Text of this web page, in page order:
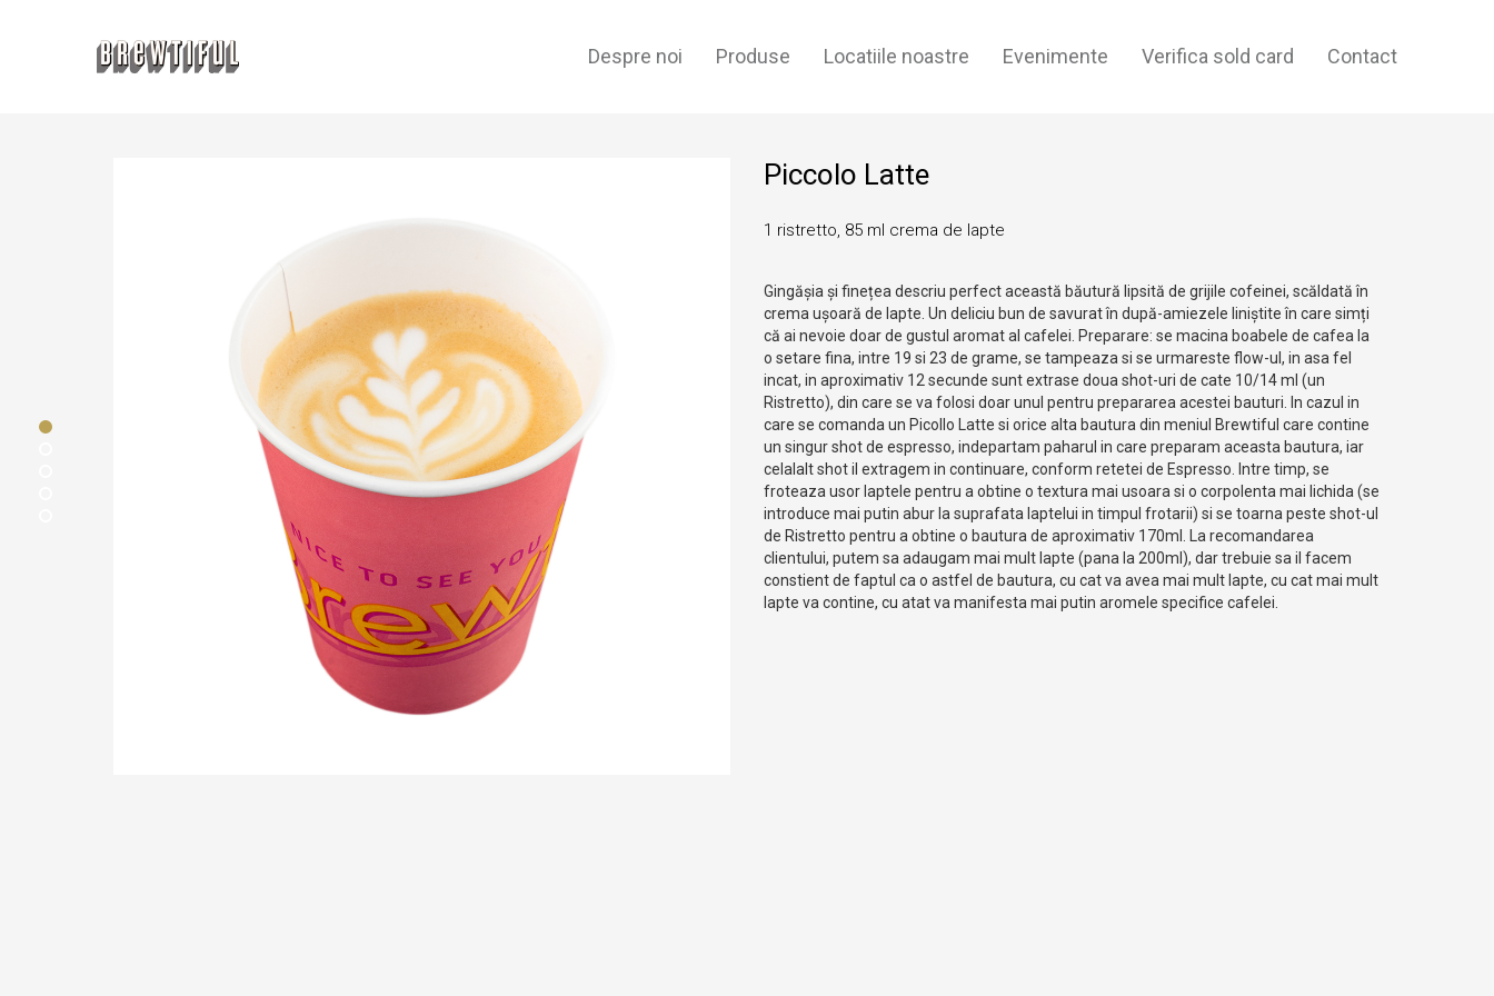
Despre noi Produse Locatiile noastre Evenimente Verifica sold card Contact
Piccolo Latte
1 ristretto, 85 ml crema de lapte
Gingășia și finețea descriu perfect această băutură lipsită de grijile cofeinei, scăldată în
crema ușoară de lapte. Un deliciu bun de savurat în după-amiezele liniștite în care simți
că ai nevoie doar de gustul aromat al cafelei. Preparare: se macina boabele de cafea la
o setare fina, intre 19 si 23 de grame, se tampeaza si se urmareste flow-ul, in asa fel
incat, in aproximativ 12 secunde sunt extrase doua shot-uri de cate 10/14 ml (un
Ristretto), din care se va folosi doar unul pentru prepararea acestei bauturi. In cazul in
care se comanda un Picollo Latte si orice alta bautura din meniul Brewtiful care contine
un singur shot de espresso, indepartam paharul in care preparam aceasta bautura, iar
celalalt shot il extragem in continuare, conform retetei de Espresso. Intre timp, se
froteaza usor laptele pentru a obtine o textura mai usoara si o corpolenta mai lichida (se
introduce mai putin abur la suprafata laptelui in timpul frotarii) si se toarna peste shot-ul
de Ristretto pentru a obtine o bautura de aproximativ 170ml. La recomandarea
clientului, putem sa adaugam mai mult lapte (pana la 200ml), dar trebuie sa il facem
constient de faptul ca o astfel de bautura, cu cat va avea mai mult lapte, cu cat mai mult
lapte va contine, cu atat va manifesta mai putin aromele specifice cafelei.